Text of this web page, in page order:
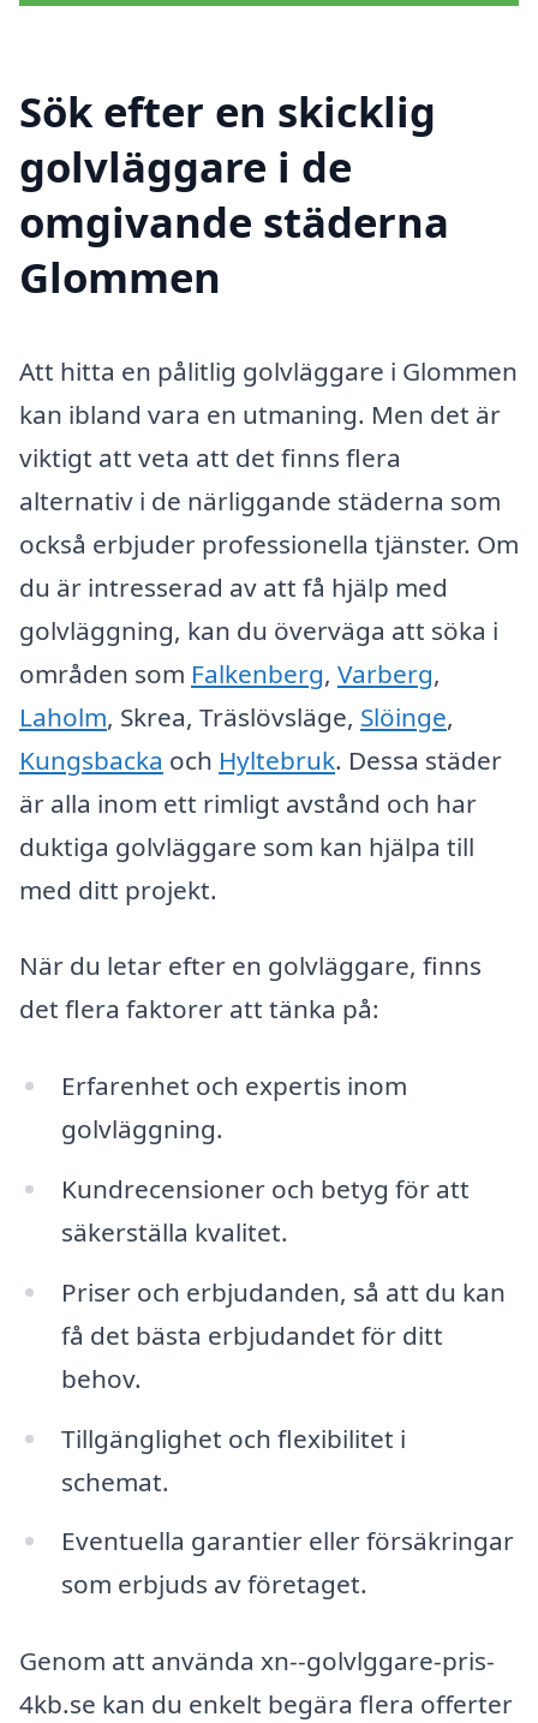
Sök efter en skicklig
golvläggare i de
omgivande städerna
Glommen
Att hitta en pålitlig golvläggare i Glommen
kan ibland vara en utmaning. Men det är
viktigt att veta att det finns flera
alternativ i de närliggande städerna som
också erbjuder professionella tjänster. Om
du är intresserad av att få hjälp med
golvläggning, kan du överväga att söka i
områden som Falkenberg, Varberg,
Laholm, Skrea, Träslövsläge, Slöinge,
Kungsbacka och Hyltebruk. Dessa städer
är alla inom ett rimligt avstånd och har
duktiga golvläggare som kan hjälpa till
med ditt projekt.
När du letar efter en golvläggare, finns
det flera faktorer att tänka på:
Erfarenhet och expertis inom
golvläggning.
Kundrecensioner och betyg för att
säkerställa kvalitet.
Priser och erbjudanden, så att du kan
få det bästa erbjudandet för ditt
behov.
Tillgänglighet och flexibilitet i
schemat.
Eventuella garantier eller försäkringar
som erbjuds av företaget.
Genom att använda xn--golvlggare-pris-
4kb.se kan du enkelt begära flera offerter